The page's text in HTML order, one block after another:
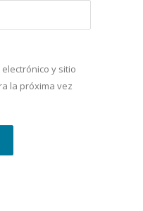
y sitio
la próxima vez